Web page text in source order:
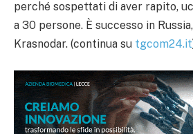
perché sospettati di aver rapito,
a 30 persone. È successo in
Krasnodar. (continua su tgcom24.it